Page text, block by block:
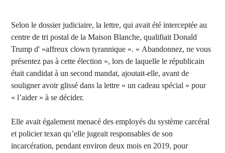
Selon le dossier judiciaire, la lettre, qui avait été interceptée au
centre de tri postal de la Maison Blanche, qualifiait Donald
Trump d' »affreux clown tyrannique ». « Abandonnez, ne vous
présentez pas à cette élection », lors de laquelle le républicain
était candidat à un second mandat, ajoutait-elle, avant de
souligner avoir glissé dans la lettre « un cadeau spécial » pour
« l’aider » à se décider.
Elle avait également menacé des employés du système carcéral
et policier texan qu’elle jugeait responsables de son
incarcération, pendant environ deux mois en 2019, pour